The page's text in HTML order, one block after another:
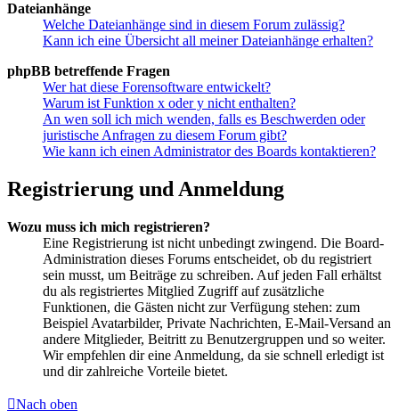
Dateianhänge
Welche Dateianhänge sind in diesem Forum zulässig?
Kann ich eine Übersicht all meiner Dateianhänge erhalten?
phpBB betreffende Fragen
Wer hat diese Forensoftware entwickelt?
Warum ist Funktion x oder y nicht enthalten?
An wen soll ich mich wenden, falls es Beschwerden oder
juristische Anfragen zu diesem Forum gibt?
Wie kann ich einen Administrator des Boards kontaktieren?
Registrierung und Anmeldung
Wozu muss ich mich registrieren?
Eine Registrierung ist nicht unbedingt zwingend. Die Board-
Administration dieses Forums entscheidet, ob du registriert
sein musst, um Beiträge zu schreiben. Auf jeden Fall erhältst
du als registriertes Mitglied Zugriff auf zusätzliche
Funktionen, die Gästen nicht zur Verfügung stehen: zum
Beispiel Avatarbilder, Private Nachrichten, E-Mail-Versand an
andere Mitglieder, Beitritt zu Benutzergruppen und so weiter.
Wir empfehlen dir eine Anmeldung, da sie schnell erledigt ist
und dir zahlreiche Vorteile bietet.
Nach oben